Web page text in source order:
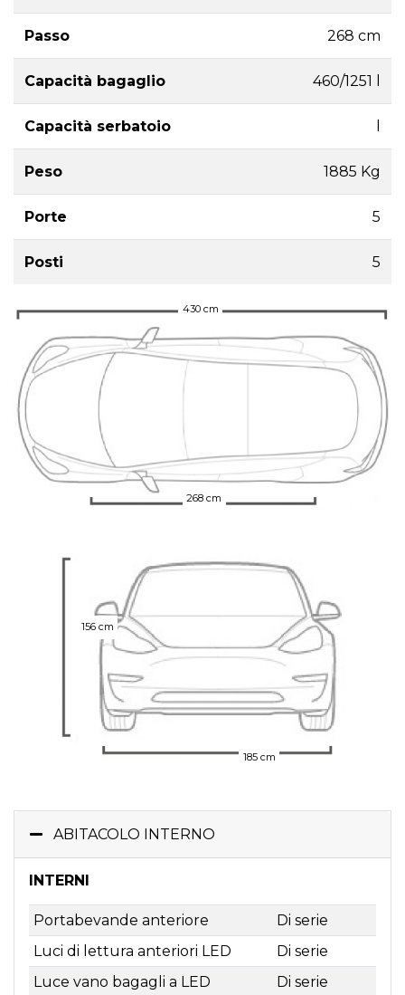
Passo 268 cm
Capacità bagaglio 460/1251 l
Capacità serbatoio
Peso 1885 Kg
Porte 5
Posti 5
430 cm
268 cm
156 cm
185 cm
ABITACOLO INTERNO
INTERNI
Portabevande anteriore
Di serie
Luci di lettura anteriori LED
Di serie
Luce vano bagagli a LED
Di serie